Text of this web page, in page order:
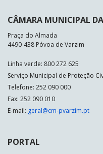
CÂMARA MUNICIPAL
Praça do Almada
4490-438 Póvoa de Varzim
Linha verde: 800 272 625
Serviço Municipal de Proteção
Telefone: 252 090 000
Fax: 252 090 010
E-mail: geral@cm-pvarzim.pt
PORTAL